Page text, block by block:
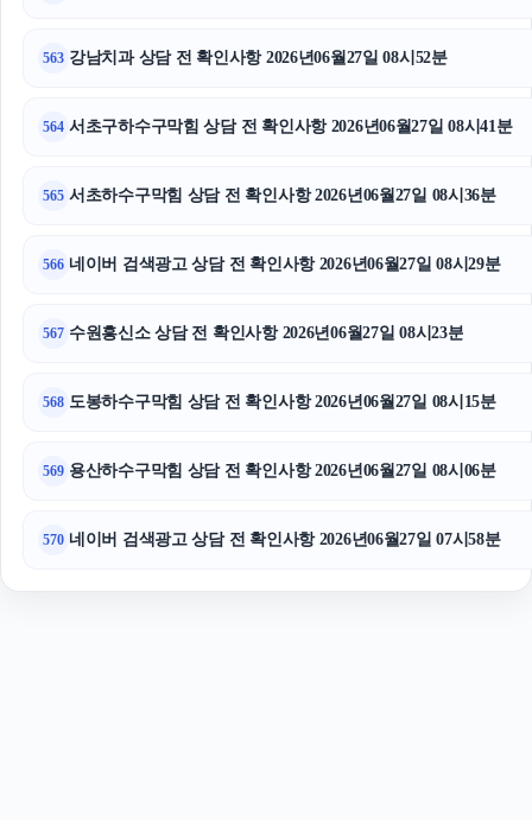
563 강남치과 상담 전 확인사항 2026년06월27일 08시52분
564 서초구하수구막힘 상담 전 확인사항 2026년06월27일 08시41분
565 서초하수구막힘 상담 전 확인사항 2026년06월27일 08시36분
566 네이버 검색광고 상담 전 확인사항 2026년06월27일 08시29분
567 수원흥신소 상담 전 확인사항 2026년06월27일 08시23분
568 도봉하수구막힘 상담 전 확인사항 2026년06월27일 08시15분
569 용산하수구막힘 상담 전 확인사항 2026년06월27일 08시06분
570 네이버 검색광고 상담 전 확인사항 2026년06월27일 07시58분